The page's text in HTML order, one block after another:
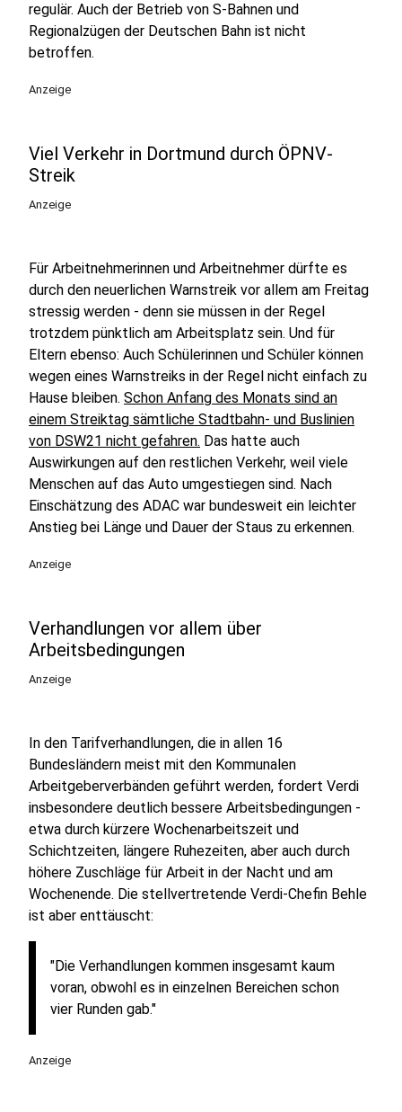
regulär. Auch der Betrieb von S-Bahnen und
Regionalzügen der Deutschen Bahn ist nicht
betroffen.
Anzeige
Viel Verkehr in Dortmund durch ÖPNV-
Streik
Anzeige
Für Arbeitnehmerinnen und Arbeitnehmer dürfte es
durch den neuerlichen Warnstreik vor allem am Freitag
stressig werden - denn sie müssen in der Regel
trotzdem pünktlich am Arbeitsplatz sein. Und für
Eltern ebenso: Auch Schülerinnen und Schüler können
wegen eines Warnstreiks in der Regel nicht einfach zu
Hause bleiben. Schon Anfang des Monats sind an
einem Streiktag sämtliche Stadtbahn- und Buslinien
von DSW21 nicht gefahren. Das hatte auch
Auswirkungen auf den restlichen Verkehr, weil viele
Menschen auf das Auto umgestiegen sind. Nach
Einschätzung des ADAC war bundesweit ein leichter
Anstieg bei Länge und Dauer der Staus zu erkennen.
Anzeige
Verhandlungen vor allem über
Arbeitsbedingungen
Anzeige
In den Tarifverhandlungen, die in allen 16
Bundesländern meist mit den Kommunalen
Arbeitgeberverbänden geführt werden, fordert Verdi
insbesondere deutlich bessere Arbeitsbedingungen -
etwa durch kürzere Wochenarbeitszeit und
Schichtzeiten, längere Ruhezeiten, aber auch durch
höhere Zuschläge für Arbeit in der Nacht und am
Wochenende. Die stellvertretende Verdi-Chefin Behle
ist aber enttäuscht:
"Die Verhandlungen kommen insgesamt kaum
voran, obwohl es in einzelnen Bereichen schon
vier Runden gab."
Anzeige